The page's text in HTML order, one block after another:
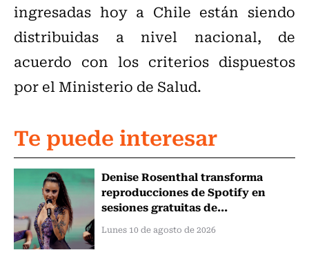
ingresadas hoy a Chile están siendo
distribuidas a nivel nacional, de
acuerdo con los criterios dispuestos
por el Ministerio de Salud.
Te puede interesar
Denise Rosenthal transforma
reproducciones de Spotify en
sesiones gratuitas de...
Lunes 10 de agosto de 2026